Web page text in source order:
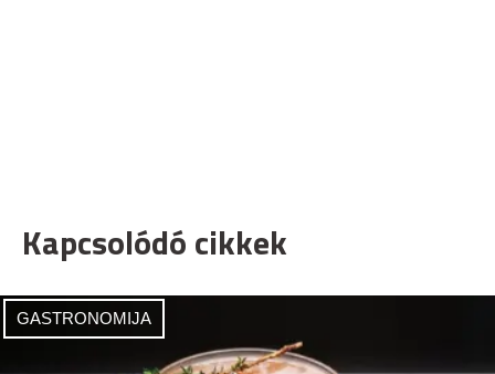
Kapcsolódó cikkek
GASTRONOMIJA